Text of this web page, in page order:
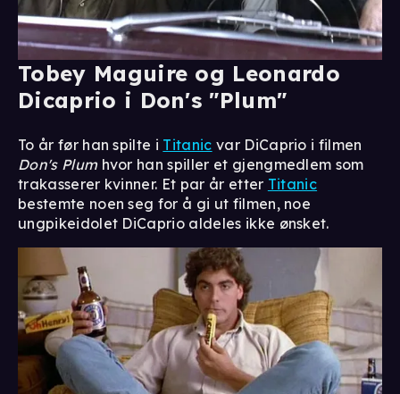
Tobey Maguire og Leonardo
Dicaprio i Don's "Plum"
To år før han spilte i Titanic var DiCaprio i filmen
Don's Plumhvor han spiller et gjengmedlem som
trakasserer kvinner. Et par år etter Titanic
bestemte noen seg for å gi ut filmen, noe
ungpikeidolet DiCaprio aldeles ikke ønsket.